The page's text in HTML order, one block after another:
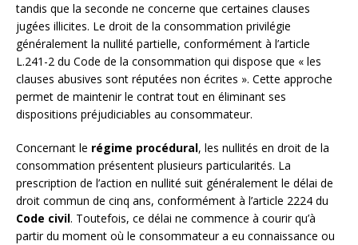
tandis que la seconde ne concerne que certaines clauses
jugées illicites. Le droit de la consommation privilégie
généralement la nullité partielle, conformément à l’article
L.241-2 du Code de la consommation qui dispose que « les
clauses abusives sont réputées non écrites ». Cette approche
permet de maintenir le contrat tout en éliminant ses
dispositions préjudiciables au consommateur.
Concernant le régime procédural, les nullités en droit de la
consommation présentent plusieurs particularités. La
prescription de l’action en nullité suit généralement le délai de
droit commun de cinq ans, conformément à l’article 2224 du
Code civil. Toutefois, ce délai ne commence à courir qu’à
partir du moment où le consommateur a eu connaissance ou